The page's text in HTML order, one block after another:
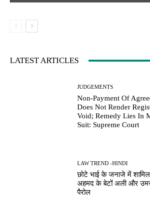
LATEST ARTICLES
JUDGEMENTS
Non-Payment Of
Does Not Render
Void; Remedy Lies In
Suit: Supreme Court
LAW TREND -HINDI
छोटे भाई के जनाजे में
अहमद के बेटों अली और उमर
पैरोल